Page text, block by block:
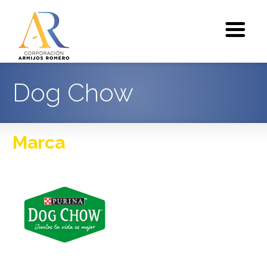
Dog Chow
Marca